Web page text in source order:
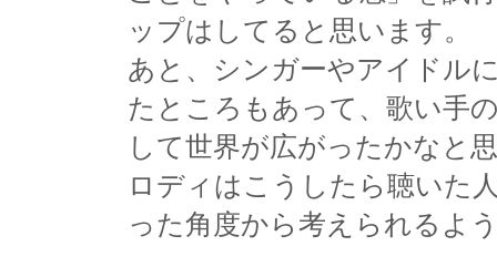
ップはしてると思います。
あと、シンガーやアイドル
たところもあって、歌い手
して世界が広がったかなと
ロディはこうしたら聴いた
った角度から考えられるよ